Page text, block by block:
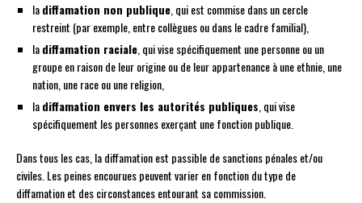
ladiffamation non publique , qui est commise dans un cercle
restreint (par exemple, entre collègues ou dans le cadre familial),
ladiffamation raciale , qui vise spécifiquement une personne ou un
groupe en raison de leur origine ou de leur appartenance à une ethnie, une
nation, une race ou une religion,
ladiffamation envers les autorités publiques , qui vise
spécifiquement les personnes exerçant une fonction publique.
Dans tous les cas, la diffamation est passible de sanctions pénales et/ou
civiles. Les peines encourues peuvent varier en fonction du type de
diffamation et des circonstances entourant sa commission.